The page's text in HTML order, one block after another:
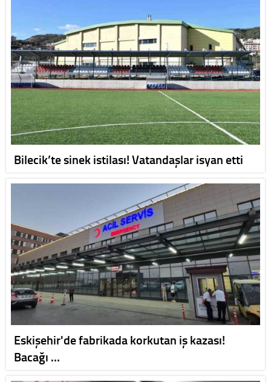
Bilecik’te sinek istilası! Vatandaşlar isyan etti
Eskişehir'de fabrikada korkutan iş kazası!
Bacağı …